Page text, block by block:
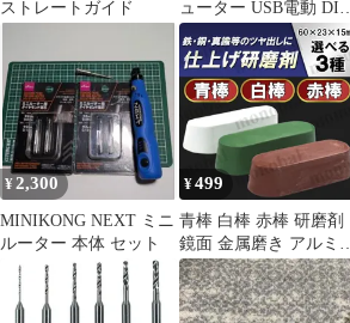
ストレートガイド
ューター USB電動 DIY
ダイヤモンドビット付
属 黒
¥2,300
MINIKONG NEXT ミニ
ルーター 本体 セット
¥499
青棒 白棒 赤棒 研磨剤
鏡面 金属磨き アルミ
イール コンパウンド
リッシュ グラインダー
電動ドリル ドライバー